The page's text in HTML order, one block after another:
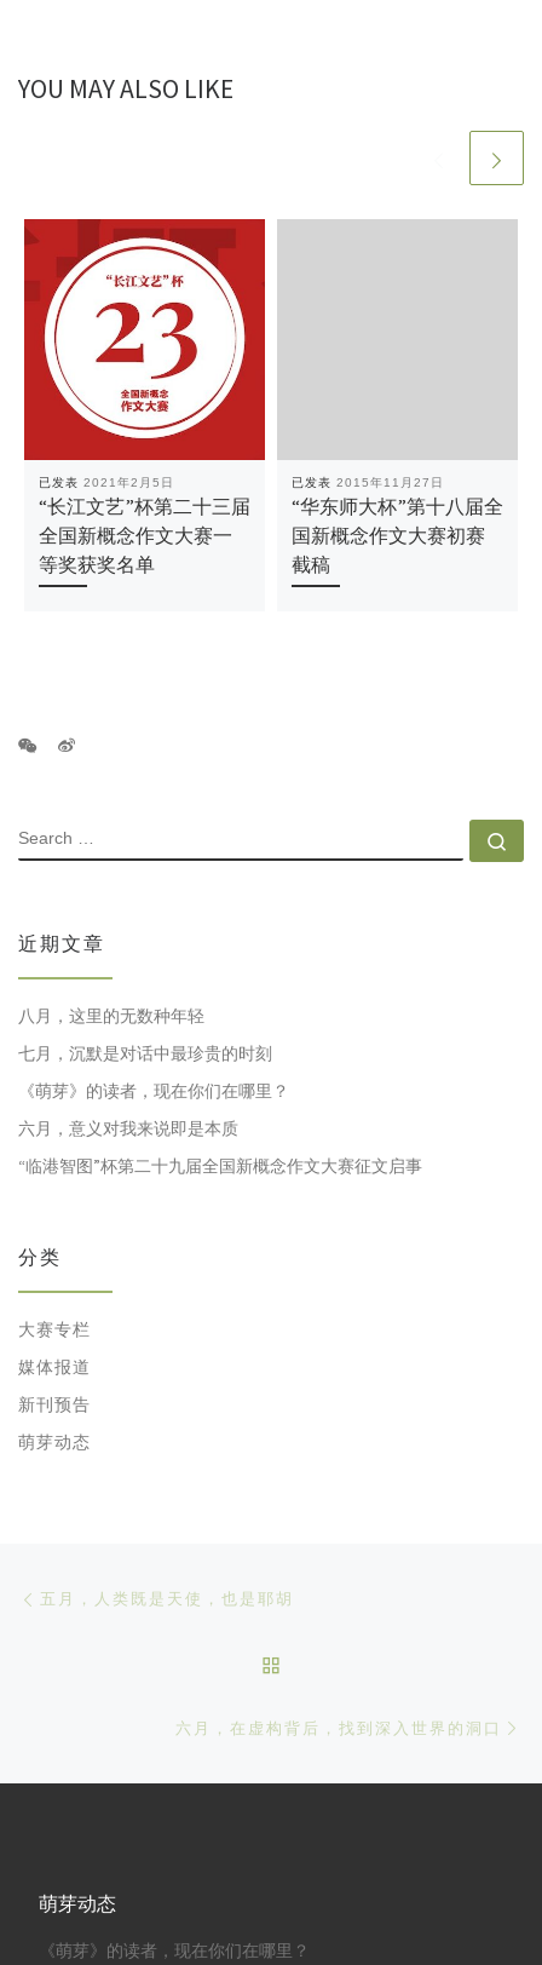
YOU MAY ALSO LIKE
已发表 2021年2月5日
“长江文艺”杯第二十三届
全国新概念作文大赛一
等奖获奖名单
已发表 2015年11月27日
“华东师大杯”第十八届全
国新概念作文大赛初赛
截稿
SEARCH
近期文章
八月，这里的无数种年轻
七月，沉默是对话中最珍贵的时刻
《萌芽》的读者，现在你们在哪里？
六月，意义对我来说即是本质
“临港智图”杯第二十九届全国新概念作文大赛征文启事
分类
大赛专栏
媒体报道
新刊预告
萌芽动态
文章导航
五月，人类既是天使，也是耶胡
六月，在虚构背后，找到深入世界的洞口
萌芽动态
《萌芽》的读者，现在你们在哪里？